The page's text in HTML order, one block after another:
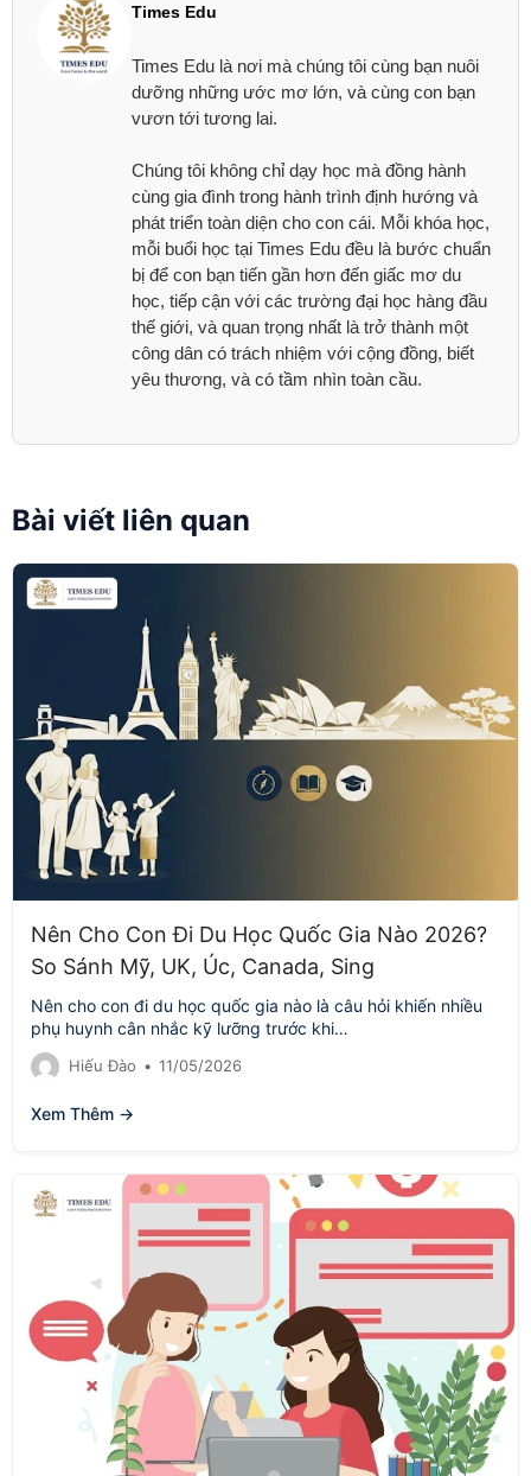
Times Edu
Times Edu là nơi mà chúng tôi cùng bạn nuôi
dưỡng những ước mơ lớn, và cùng con bạn
vươn tới tương lai.
Chúng tôi không chỉ dạy học mà đồng hành
cùng gia đình trong hành trình định hướng và
phát triển toàn diện cho con cái. Mỗi khóa học,
mỗi buổi học tại Times Edu đều là bước chuẩn
bị để con bạn tiến gần hơn đến giấc mơ du
học, tiếp cận với các trường đại học hàng đầu
thế giới, và quan trọng nhất là trở thành một
công dân có trách nhiệm với cộng đồng, biết
yêu thương, và có tầm nhìn toàn cầu.
Bài viết liên quan
Nên Cho Con Đi Du Học Quốc Gia Nào 2026?
So Sánh Mỹ, UK, Úc, Canada, Sing
Nên cho con đi du học quốc gia nào là câu hỏi khiến nhiều
phụ huynh cân nhắc kỹ lưỡng trước khi…
Hiếu Đào • 11/05/2026
Xem Thêm →